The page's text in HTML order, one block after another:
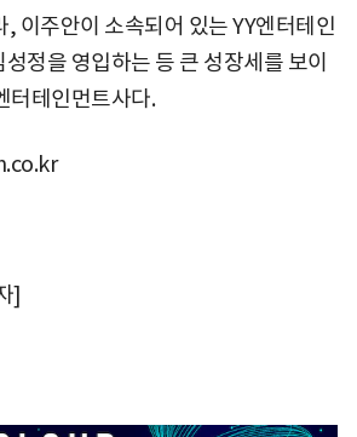
이주안이 소속되어 있는 YY엔터테인
정을 영입하는 등 큰 성장세를 보이
터테인먼트사다.
]